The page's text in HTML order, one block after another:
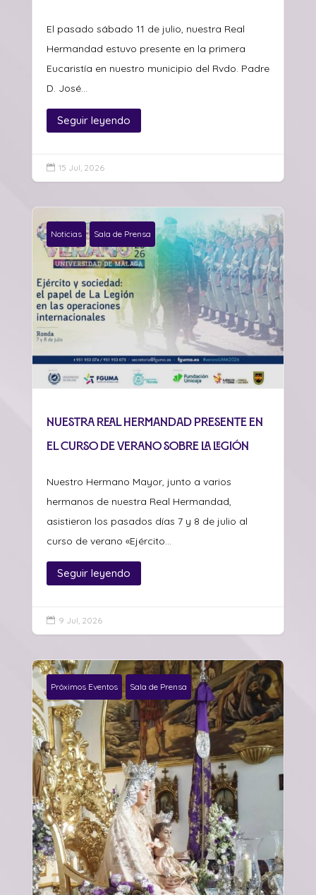
El pasado sábado 11 de julio, nuestra Real
Hermandad estuvo presente en la primera
Eucaristía en nuestro municipio del Rvdo. Padre
D. José...
Seguir leyendo
 15 Jul, 2026
Noticias Sala de Prensa
Nuestra Real Hermandad presente en
el curso de verano sobre La Legión
Nuestro Hermano Mayor, junto a varios
hermanos de nuestra Real Hermandad,
asistieron los pasados días 7 y 8 de julio al
curso de verano «Ejército...
Seguir leyendo
 9 Jul, 2026
Próximos Eventos Sala de Prensa